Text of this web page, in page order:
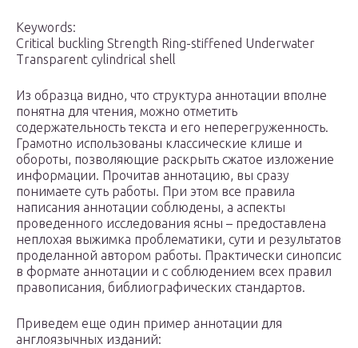
Keywords:
Critical buckling Strength Ring-stiffened Underwater
Transparent cylindrical shell
Из образца видно, что структура аннотации вполне
понятна для чтения, можно отметить
содержательность текста и его неперегруженность.
Грамотно использованы классические клише и
обороты, позволяющие раскрыть сжатое изложение
информации. Прочитав аннотацию, вы сразу
понимаете суть работы. При этом все правила
написания аннотации соблюдены, а аспекты
проведенного исследования ясны – предоставлена
неплохая выжимка проблематики, сути и результатов
проделанной автором работы. Практически синопсис
в формате аннотации и с соблюдением всех правил
правописания, библиографических стандартов.
Приведем еще один пример аннотации для
англоязычных изданий: